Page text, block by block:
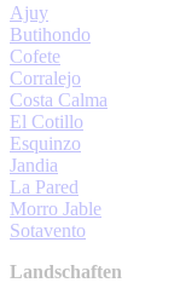
Ajuy
Butihondo
Cofete
Corralejo
Costa Calma
El Cotillo
Esquinzo
Jandia
La Pared
Morro Jable
Sotavento
Landschaften